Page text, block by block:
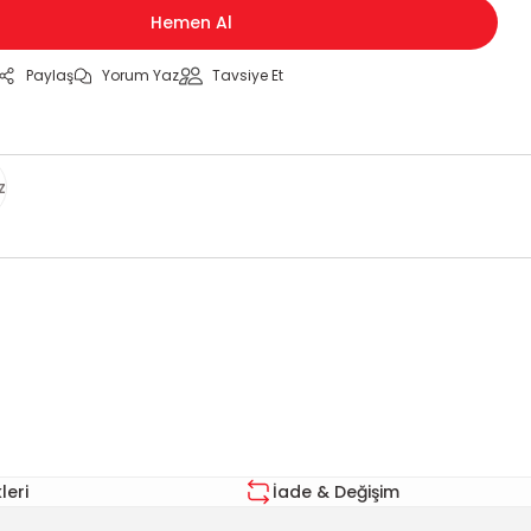
Hemen Al
Paylaş Yorum Yaz Tavsiye Et
İade & Değişim